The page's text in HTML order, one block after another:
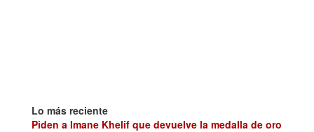
Lo más reciente
Piden a Imane Khelif que devuelve la medalla de oro